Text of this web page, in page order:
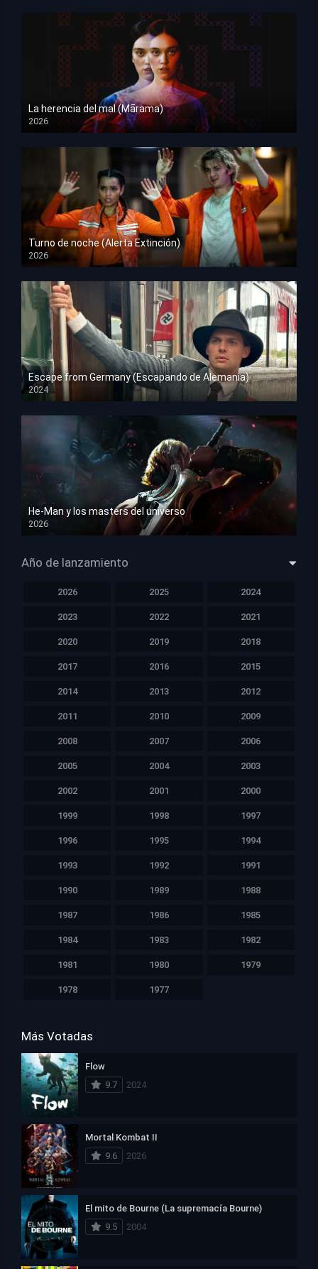
La herencia del mal (Mārama)
2026
HD 1080p
Turno de noche (Alerta Extinción)
2026
HD 1080p
Escape from Germany (Escapando de Alemania)
2024
HD 1080p
He-Man y los masters del universo
2026
HD 1080p
Año de lanzamiento
2026 2025 2024
2023 2022 2021
2020 2019 2018
2017 2016 2015
2014 2013 2012
2011 2010 2009
2008 2007 2006
2005 2004 2003
2002 2001 2000
1999 1998 1997
1996 1995 1994
1993 1992 1991
1990 1989 1988
1987 1986 1985
1984 1983 1982
1981 1980 1979
1978 1977
Más Votadas
Flow
9.7
2024
Mortal Kombat II
9.6
2026
El mito de Bourne (La supremacía Bourne)
9.5
2004